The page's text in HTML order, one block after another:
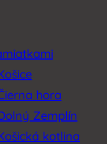
hora
Zemplín
kotlina